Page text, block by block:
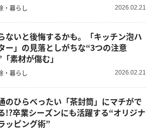
・暮らし 2026.02.21
ないと後悔するかも。「キッチン泡ハ
ー」の見落としがちな“3つの注意
素材が傷む」
・暮らし 2026.02.21
のひらべったい「茶封筒」にマチがで
!?卒業シーズンにも活躍する“オリジナ
ッピング術”